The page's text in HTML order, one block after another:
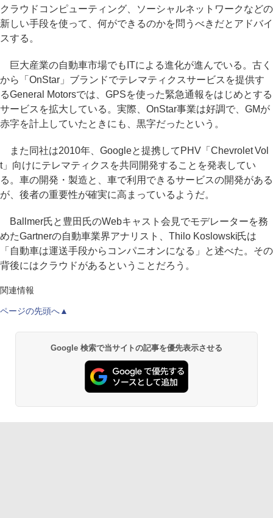
クラウドコンピューティング、ソーシャルネットワークなどの
新しい手段を使って、何ができるのかを問うべきだとアドバイ
スする。
巨大産業の自動車市場でもITによる進化が進んでいる。古く
から「OnStar」ブランドでテレマティクスサービスを提供す
るGeneral Motorsでは、GPSを使った緊急通報をはじめとする
サービスを拡大している。実際、OnStar事業は好調で、GMが
赤字を計上していたときにも、黒字だったという。
また同社は2010年、Googleと提携してPHV「Chevrolet Vol
t」向けにテレマティクスを共同開発することを発表してい
る。車の開発・製造と、車で利用できるサービスの開発がある
が、後者の重要性が確実に高まっているようだ。
Ballmer氏と豊田氏のWebキャスト会見でモデレーターを務
めたGartnerの自動車業界アナリスト、Thilo Koslowski氏は
「自動車は運送手段からコンパニオンになる」と述べた。その
背後にはクラウドがあるということだろう。
関連情報
ページの先頭へ▲
Google 検索で当サイトの記事を優先表示させる